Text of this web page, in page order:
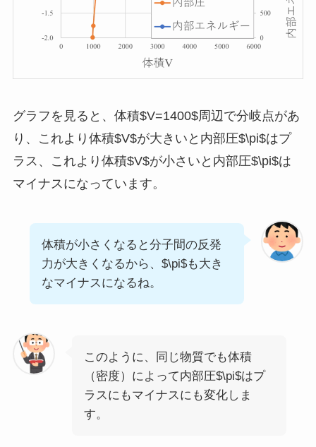
グラフを見ると、体積$V=1400$周辺で分岐点があ
り、これより体積$V$が大きいと内部圧$\pi$はプ
ラス、これより体積$V$が小さいと内部圧$\pi$は
マイナスになっています。
体積が小さくなると分子間の反発
力が大きくなるから、$\pi$も大き
なマイナスになるね。
このように、同じ物質でも体積
（密度）によって内部圧$\pi$はプ
ラスにもマイナスにも変化しま
す。